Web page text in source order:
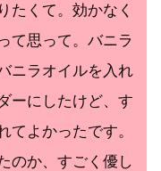
たくて。効かなく
て思って。バニラ
ニラオイルを入れ
ーにしたけど、す
てよかったです。
のか、すごく優し